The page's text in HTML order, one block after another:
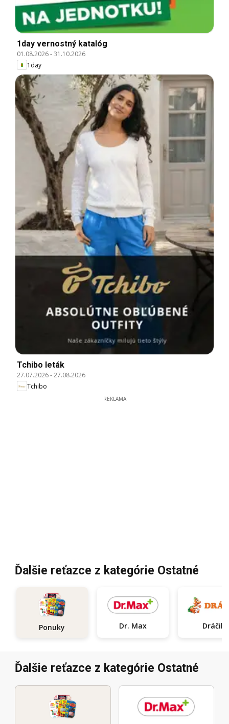
1day vernostný katalóg
01.08.2026-31.10.2026
1day
Tchibo leták
27.07.2026-27.08.2026
Tchibo
REKLAMA
Ďalšie reťazce z kategórie Ostatné
Ponuky Dr. Max Dráčik
Ďalšie reťazce z kategórie Ostatné